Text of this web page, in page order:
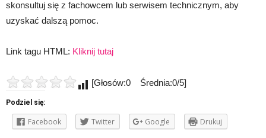
skonsultuj się z fachowcem lub serwisem technicznym, aby
uzyskać dalszą pomoc.
Link tagu HTML: Kliknij tutaj
[Głosów:0 Średnia:0/5]
Podziel się:
Facebook Twitter Google Drukuj